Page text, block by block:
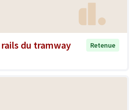
du tramway
Retenue